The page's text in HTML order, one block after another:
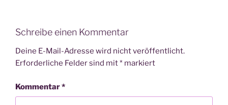
Schreibe einen Kommentar
Deine E-Mail-Adresse wird nicht veröffentlicht.
Erforderliche Felder sind mit* markiert
Kommentar*